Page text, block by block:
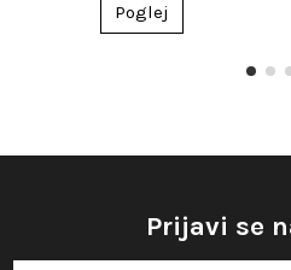
Poglej
Prijavi se